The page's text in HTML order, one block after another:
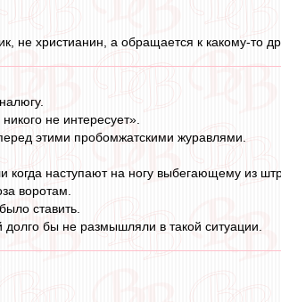
не христианин, а обращается к какому-то
не интересует».
этими пробомжатскими журавлями.
когда наступают на ногу выбегающему из
воротам.
ставить.
долго бы не размышляли в такой ситуации.